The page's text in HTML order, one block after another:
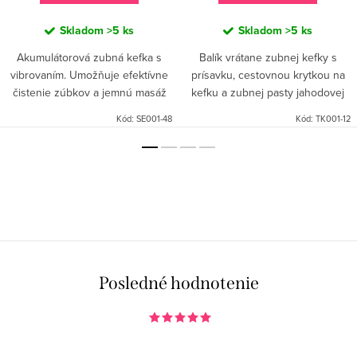
Skladom >5 ks
Akumulátorová zubná kefka s
vibrovaním. Umožňuje efektívne
čistenie zúbkov a jemnú masáž
Kód: SE001-48
Skladom >5 ks
Balík vrátane zubnej kefky s
prísavku, cestovnou krytkou na
kefku a zubnej pasty jahodovej
Kód: TK001-12
Posledné hodnotenie